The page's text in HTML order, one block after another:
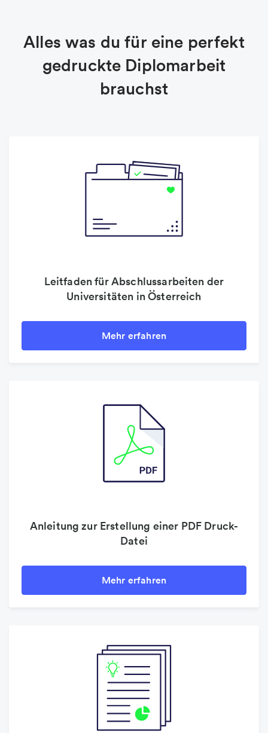
Alles was du für eine perfekt
gedruckte Diplomarbeit
brauchst
Leitfaden für Abschlussarbeiten der
Universitäten in Österreich
Mehr erfahren
Anleitung zur Erstellung einer PDF Druck-
Datei
Mehr erfahren